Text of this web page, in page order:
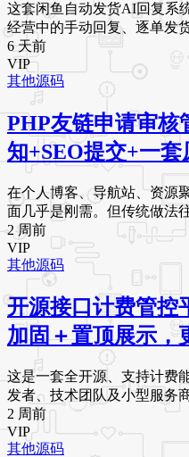
这套闲鱼自动发货AI回复系
经营中的手动回复、逐单发
6 天前
VIP
其他源码
PHP友链申请审核
知+SEO提交+一
在个人博客、导航站、资源
面几乎是刚需。但传统做法
2 周前
VIP
其他源码
开源接口计费管控
加固＋置顶展示，
这是一套全开源、支持计费
发者、技术团队及小型服务
2 周前
VIP
其他源码